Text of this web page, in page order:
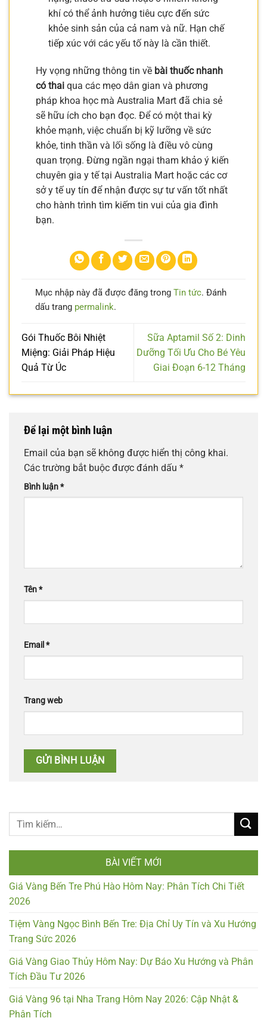
khí có thể ảnh hưởng tiêu cực đến sức
khỏe sinh sản của cả nam và nữ. Hạn chế
tiếp xúc với các yếu tố này là cần thiết.
Hy vọng những thông tin về bài thuốc nhanh
có thai qua các mẹo dân gian và phương
pháp khoa học mà Australia Mart đã chia sẻ
sẽ hữu ích cho bạn đọc. Để có một thai kỳ
khỏe mạnh, việc chuẩn bị kỹ lưỡng về sức
khỏe, tinh thần và lối sống là điều vô cùng
quan trọng. Đừng ngần ngại tham khảo ý kiến
chuyên gia y tế tại Australia Mart hoặc các cơ
sở y tế uy tín để nhận được sự tư vấn tốt nhất
cho hành trình tìm kiếm tin vui của gia đình
bạn.
Mục nhập này đã được đăng trong Tin tức. Đánh
dấu trang permalink.
Gói Thuốc Bôi Nhiệt
Miệng: Giải Pháp Hiệu
Quả Từ Úc
Sữa Aptamil Số 2: Dinh
Dưỡng Tối Ưu Cho Bé Yêu
Giai Đoạn 6-12 Tháng
Để lại một bình luận
Email của bạn sẽ không được hiển thị công khai.
Các trường bắt buộc được đánh dấu *
Bình luận*
Tên*
Email *
Trang web
BÀI VIẾT MỚI
Giá Vàng Bến Tre Phú Hào Hôm Nay: Phân Tích Chi Tiết
2026
Tiệm Vàng Ngọc Bình Bến Tre: Địa Chỉ Uy Tín và Xu Hướng
Trang Sức 2026
Giá Vàng Giao Thủy Hôm Nay: Dự Báo Xu Hướng và Phân
Tích Đầu Tư 2026
Giá Vàng 96 tại Nha Trang Hôm Nay 2026: Cập Nhật &
Phân Tích